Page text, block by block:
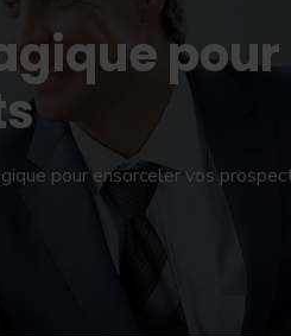
pour ensorceler vos